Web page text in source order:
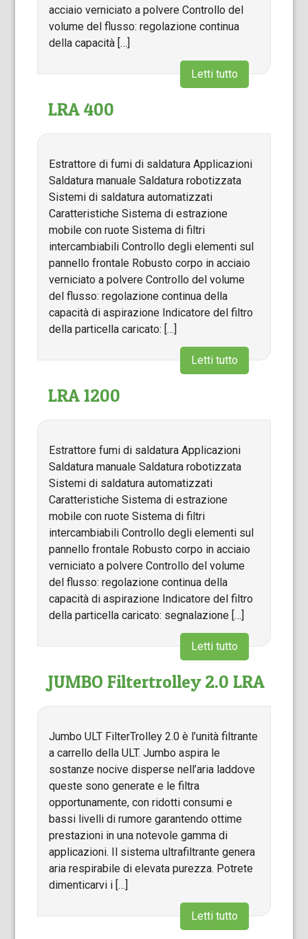
acciaio verniciato a polvere Controllo del
volume del flusso: regolazione continua
della capacità […]
Letti tutto
LRA 400
Estrattore di fumi di saldatura Applicazioni
Saldatura manuale Saldatura robotizzata
Sistemi di saldatura automatizzati
Caratteristiche Sistema di estrazione
mobile con ruote Sistema di filtri
intercambiabili Controllo degli elementi sul
pannello frontale Robusto corpo in acciaio
verniciato a polvere Controllo del volume
del flusso: regolazione continua della
capacità di aspirazione Indicatore del filtro
della particella caricato: […]
Letti tutto
LRA 1200
Estrattore fumi di saldatura Applicazioni
Saldatura manuale Saldatura robotizzata
Sistemi di saldatura automatizzati
Caratteristiche Sistema di estrazione
mobile con ruote Sistema di filtri
intercambiabili Controllo degli elementi sul
pannello frontale Robusto corpo in acciaio
verniciato a polvere Controllo del volume
del flusso: regolazione continua della
capacità di aspirazione Indicatore del filtro
della particella caricato: segnalazione […]
Letti tutto
JUMBO Filtertrolley 2.0 LRA
Jumbo ULT FilterTrolley 2.0 è l’unità filtrante
a carrello della ULT. Jumbo aspira le
sostanze nocive disperse nell’aria laddove
queste sono generate e le filtra
opportunamente, con ridotti consumi e
bassi livelli di rumore garantendo ottime
prestazioni in una notevole gamma di
applicazioni. Il sistema ultrafiltrante genera
aria respirabile di elevata purezza. Potrete
dimenticarvi i […]
Letti tutto